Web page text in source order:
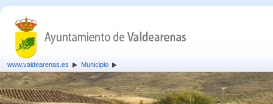
www.valdearenas.es Municipio